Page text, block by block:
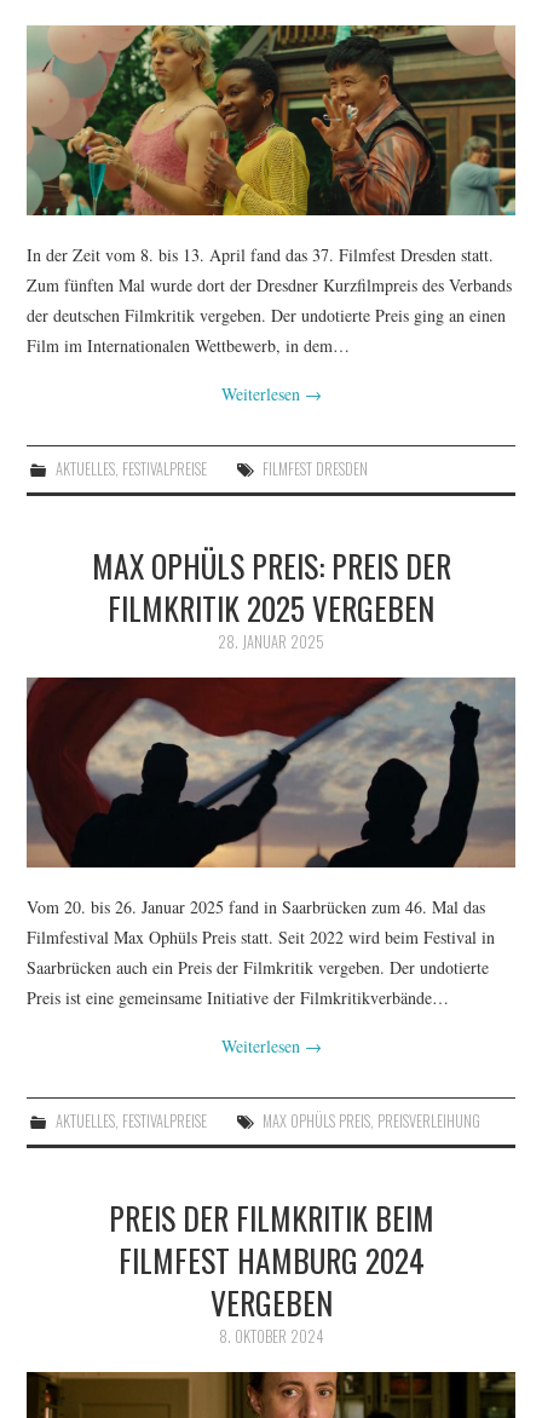
In der Zeit vom 8. bis 13. April fand das 37. Filmfest Dresden statt.
Zum fünften Mal wurde dort der Dresdner Kurzfilmpreis des Verbands
der deutschen Filmkritik vergeben. Der undotierte Preis ging an einen
Film im Internationalen Wettbewerb, in dem…
Weiterlesen →
AKTUELLES, FESTIVALPREISE FILMFEST DRESDEN
MAX OPHÜLS PREIS: PREIS DER
FILMKRITIK 2025 VERGEBEN
28. JANUAR 2025
Vom 20. bis 26. Januar 2025 fand in Saarbrücken zum 46. Mal das
Filmfestival Max Ophüls Preis statt. Seit 2022 wird beim Festival in
Saarbrücken auch ein Preis der Filmkritik vergeben. Der undotierte
Preis ist eine gemeinsame Initiative der Filmkritikverbände…
Weiterlesen →
AKTUELLES, FESTIVALPREISE MAX OPHÜLS PREIS, PREISVERLEIHUNG
PREIS DER FILMKRITIK BEIM
FILMFEST HAMBURG 2024
VERGEBEN
8. OKTOBER 2024